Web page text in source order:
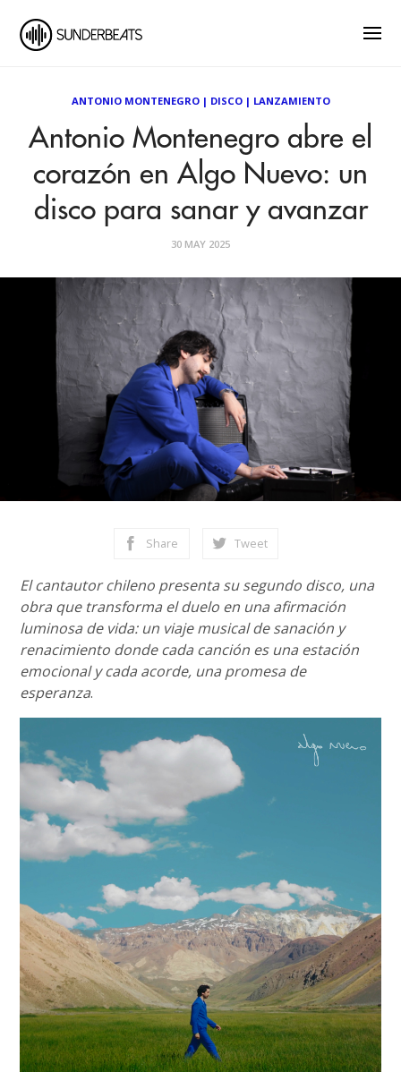
ANTONIO MONTENEGRO| DISCO| LANZAMIENTO
Antonio Montenegro abre el
corazón en Algo Nuevo: un
disco para sanar y avanzar
30 MAY 2025
Share Tweet
El cantautor chileno presenta su segundo disco, una
obra que transforma el duelo en una afirmación
luminosa de vida: un viaje musical de sanación y
renacimiento donde cada canción es una estación
emocional y cada acorde, una promesa de
esperanza.